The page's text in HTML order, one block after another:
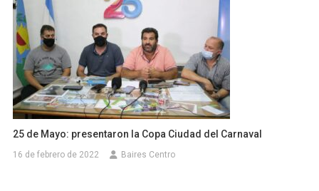
25 de Mayo: presentaron la Copa Ciudad del Carnaval
16 de febrero de 2022 Baires Centro